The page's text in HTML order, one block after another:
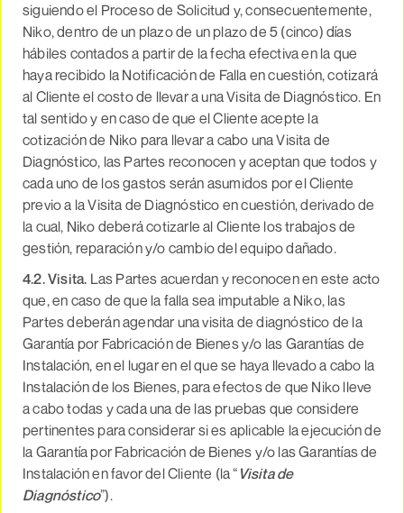
siguiendo el Proceso de Solicitud y, consecuentemente,
Niko, dentro de un plazo de un plazo de 5 (cinco) días
hábiles contados a partir de la fecha efectiva en la que
haya recibido la Notificación de Falla en cuestión, cotizará
al Cliente el costo de llevar a una Visita de Diagnóstico. En
tal sentido y en caso de que el Cliente acepte la
cotización de Niko para llevar a cabo una Visita de
Diagnóstico, las Partes reconocen y aceptan que todos y
cada uno de los gastos serán asumidos por el Cliente
previo a la Visita de Diagnóstico en cuestión, derivado de
la cual, Niko deberá cotizarle al Cliente los trabajos de
gestión, reparación y/o cambio del equipo dañado.
4.2. Visita. Las Partes acuerdan y reconocen en este acto
que, en caso de que la falla sea imputable a Niko, las
Partes deberán agendar una visita de diagnóstico de la
Garantía por Fabricación de Bienes y/o las Garantías de
Instalación, en el lugar en el que se haya llevado a cabo la
Instalación de los Bienes, para efectos de que Niko lleve
a cabo todas y cada una de las pruebas que considere
pertinentes para considerar si es aplicable la ejecución de
la Garantía por Fabricación de Bienes y/o las Garantías de
Instalación en favor del Cliente (la “ Visita de
Diagnóstico”).